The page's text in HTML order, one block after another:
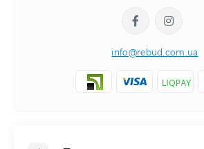
info@rebud.com.ua